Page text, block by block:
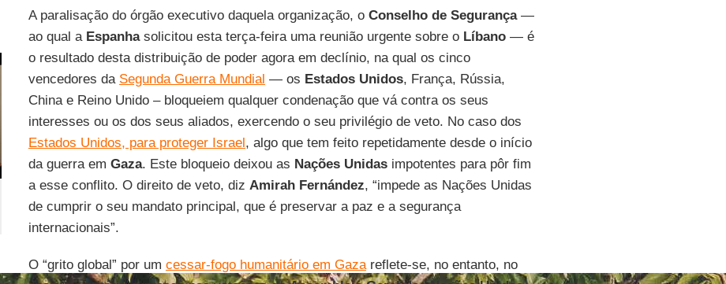
A paralisação do órgão executivo daquela organização, oConselho de Segurança—
ao qual a Espanhasolicitou esta terça-feira uma reunião urgente sobre o Líbano— é
o resultado desta distribuição de poder agora em declínio, na qual os cinco
vencedores da Segunda Guerra Mundial — os Estados Unidos, França, Rússia,
China e Reino Unido – bloqueiem qualquer condenação que vá contra os seus
interesses ou os dos seus aliados, exercendo o seu privilégio de veto. No caso dos
Estados Unidos, para proteger Israel, algo que tem feito repetidamente desde o início
da guerra em Gaza. Este bloqueio deixou as Nações Unidasimpotentes para pôr fim
a esse conflito. O direito de veto, diz Amirah Fernández, “impede as Nações Unidas
de cumprir o seu mandato principal, que é preservar a paz e a segurança
internacionais”.
O “grito global” por um cessar-fogo humanitário em Gazareflete-se, no entanto, no